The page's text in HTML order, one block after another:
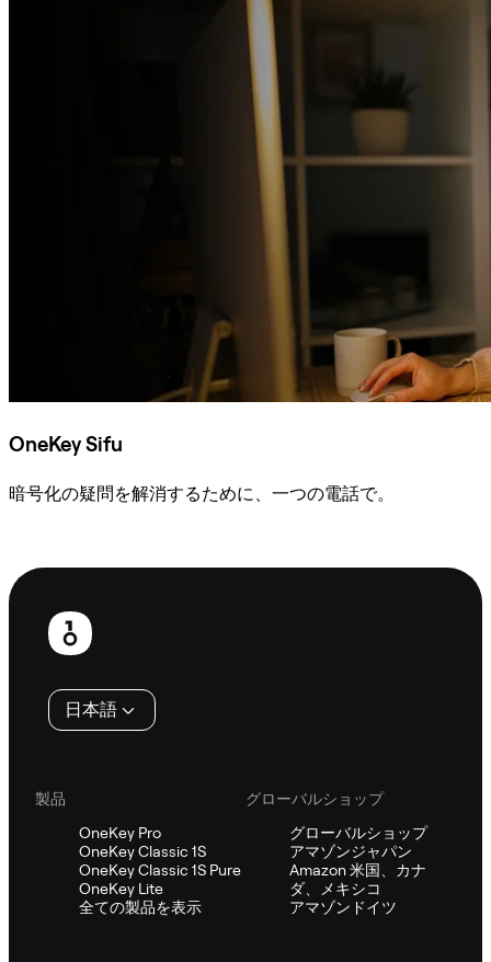
OneKey Sifu
暗号化の疑問を解消するために、一つの電話で。
フ
日本語
製品
OneKey Pro
OneKey Classic 1S
OneKey Classic 1S Pure
OneKey Lite
全ての製品を表示
グローバルショップ
グローバルショップ
アマゾンジャパン
Amazon 米国、カナ
ダ、メキシコ
アマゾンドイツ